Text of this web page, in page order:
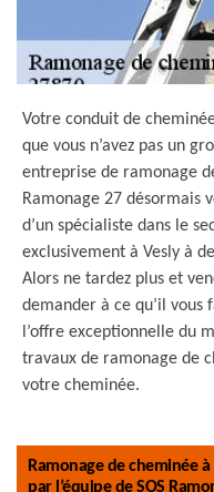
Votre conduit de
que vous n’avez pas un
entreprise de ramonage
Ramonage 27 désormais
d’un spécialiste dans le
exclusivement à Vesly à
Alors ne tardez plus et
demander à ce qu’il vous
l’offre exceptionnelle du
travaux de ramonage de
votre cheminée.
Ramonage de cheminée
par l’équipe de SOS